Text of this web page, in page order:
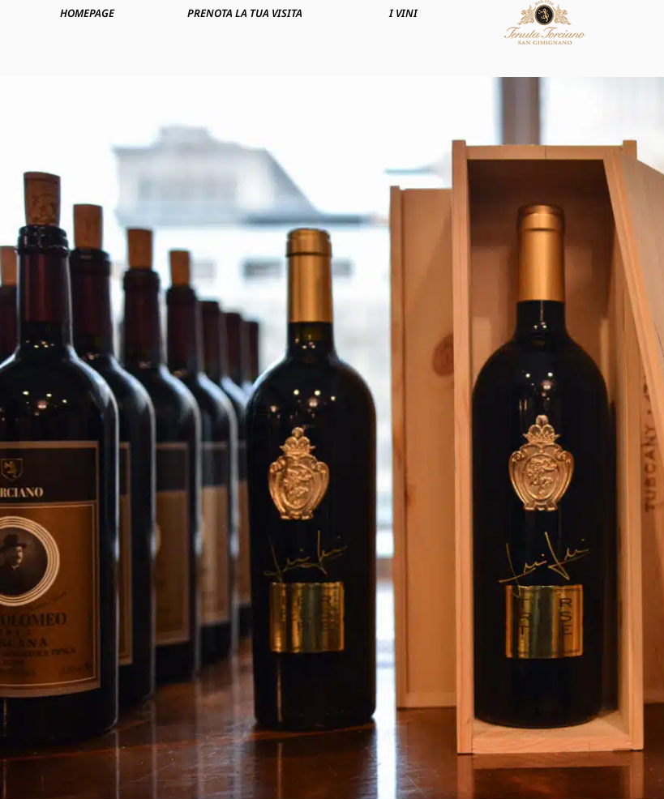
HOMEPAGE PRENOTA LA TUA VISITA
I VINI